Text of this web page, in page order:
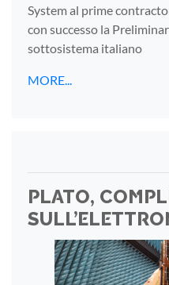
System al prime
con successo la
sottosistema italiano
MORE...
PLATO,